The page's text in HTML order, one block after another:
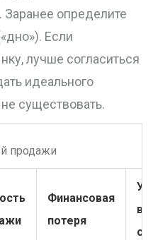
Заранее определите
Если
лучше согласиться
идеального
существовать.
продажи
Финансовая
потеря